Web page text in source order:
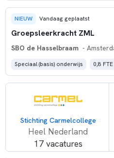
NIEUW Vandaag geplaatst
Groepsleerkracht ZML
SBO de Hasselbraam -
Speciaal (basis) onderwijs 0,8 FTE
Stichting Carmelcollege
Heel Nederland
17 vacatures